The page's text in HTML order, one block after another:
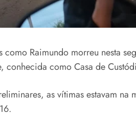
Raimundo morreu nesta
conhecida como Casa de
as vítimas estavam